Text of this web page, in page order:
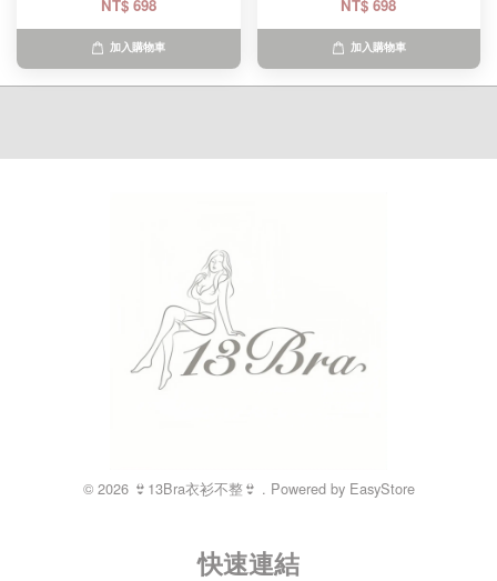
NT$ 698
加入購物車
NT$ 698
加入購物車
© 2026 👙13Bra衣衫不整👙 . Powered by EasyStore
快速連結